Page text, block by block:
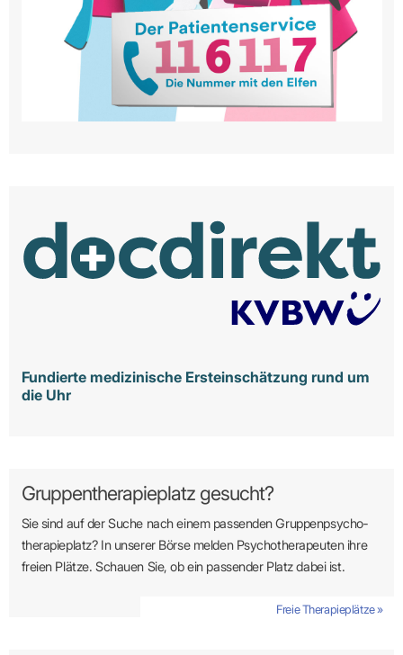
Fundierte medizinische Ersteinschätzung rund um
die Uhr
Gruppentherapieplatz gesucht?
Sie sind auf der Suche nach einem passenden Gruppen­psycho­
therapie­platz? In unserer Börse melden Psycho­­thera­­peuten ihre
freien Plätze. Schauen Sie, ob ein passender Platz dabei ist.
Freie Therapieplätze »